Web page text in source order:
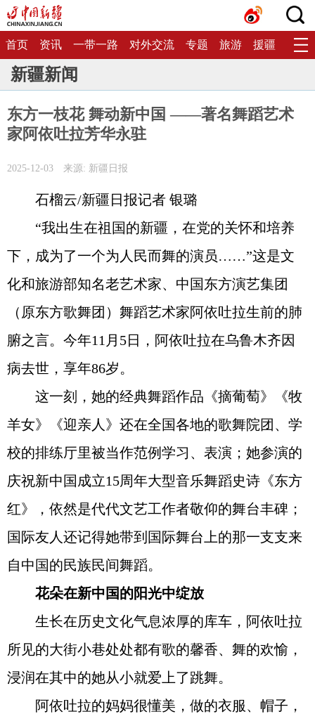
首页 资讯 一带一路 对外交流 专题 旅游 援疆 生态
新疆新闻
东方一枝花 舞动新中国 ——著名舞蹈艺术
家阿依吐拉芳华永驻
2025-12-03 来源: 新疆日报
石榴云/新疆日报记者 银璐
“我出生在祖国的新疆，在党的关怀和培养
下，成为了一个为人民而舞的演员……”这是文
化和旅游部知名老艺术家、中国东方演艺集团
（原东方歌舞团）舞蹈艺术家阿依吐拉生前的肺
腑之言。今年11月5日，阿依吐拉在乌鲁木齐因
病去世，享年86岁。
这一刻，她的经典舞蹈作品《摘葡萄》《牧
羊女》《迎亲人》还在全国各地的歌舞院团、学
校的排练厅里被当作范例学习、表演；她参演的
庆祝新中国成立15周年大型音乐舞蹈史诗《东方
红》，依然是代代文艺工作者敬仰的舞台丰碑；
国际友人还记得她带到国际舞台上的那一支支来
自中国的民族民间舞蹈。
花朵在新中国的阳光中绽放
生长在历史文化气息浓厚的库车，阿依吐拉
所见的大街小巷处处都有歌的馨香、舞的欢愉，
浸润在其中的她从小就爱上了跳舞。
阿依吐拉的妈妈很懂美，做的衣服、帽子，